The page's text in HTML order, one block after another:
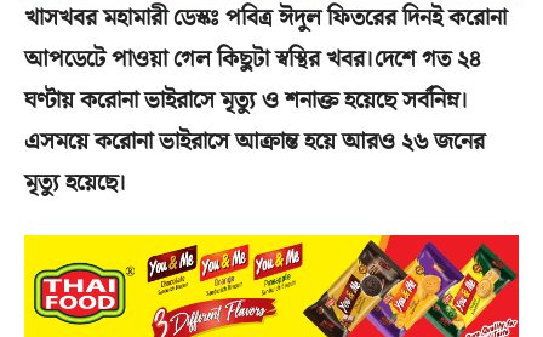
খাসখবর মহামারী ডেস্কঃ পবিত্র ঈদুল ফিতরের দিনই করোনা
আপডেটে পাওয়া গেল কিছুটা স্বস্থির খবর।দেশে গত ২৪
ঘণ্টায় করোনা ভাইরাসে মৃত্যু ও শনাক্ত হয়েছে সর্বনিম্ন।
এসময়ে করোনা ভাইরাসে আক্রান্ত হয়ে আরও ২৬ জনের
মৃত্যু হয়েছে।